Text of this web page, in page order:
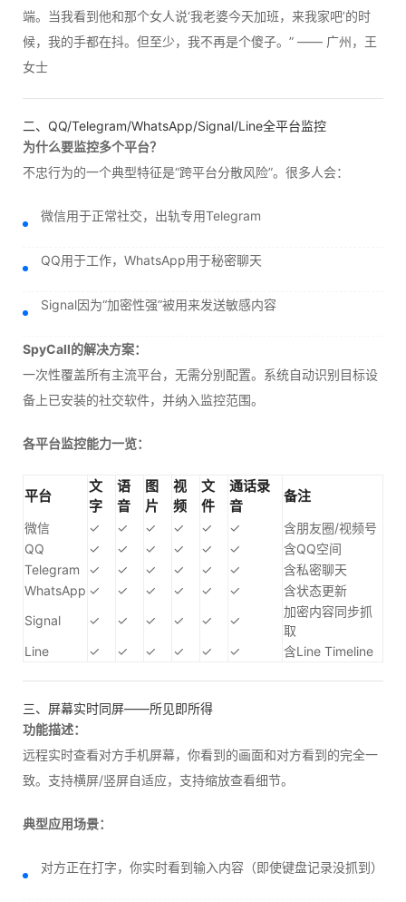
端。当我看到他和那个女人说‘我老婆今天加班，来我家吧’的时
候，我的手都在抖。但至少，我不再是个傻子。” —— 广州，王
女士
二、QQ/Telegram/WhatsApp/Signal/Line全平台监控
为什么要监控多个平台？
不忠行为的一个典型特征是“跨平台分散风险”。很多人会：
微信用于正常社交，出轨专用Telegram
QQ用于工作，WhatsApp用于秘密聊天
Signal因为“加密性强”被用来发送敏感内容
SpyCall的解决方案：
一次性覆盖所有主流平台，无需分别配置。系统自动识别目标设
备上已安装的社交软件，并纳入监控范围。
各平台监控能力一览：
平台
文
字
语
音
图
片
视
频
文
件
通话录
音
备注
微信 ✓ ✓ ✓ ✓ ✓ ✓
含朋友圈/视频号
QQ
✓ ✓ ✓ ✓ ✓ ✓
含QQ空间
Telegram
✓ ✓ ✓ ✓ ✓ ✓
含私密聊天
WhatsApp ✓ ✓ ✓ ✓ ✓ ✓
含状态更新
Signal
✓ ✓ ✓ ✓ ✓ ✓
加密内容同步抓
取
Line
✓ ✓ ✓ ✓ ✓ ✓ 含Line Timeline
三、屏幕实时同屏——所见即所得
功能描述：
远程实时查看对方手机屏幕，你看到的画面和对方看到的完全一
致。支持横屏/竖屏自适应，支持缩放查看细节。
典型应用场景：
对方正在打字，你实时看到输入内容（即使键盘记录没抓到）